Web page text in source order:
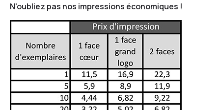
N'oubliez pas nos impressions économiques !